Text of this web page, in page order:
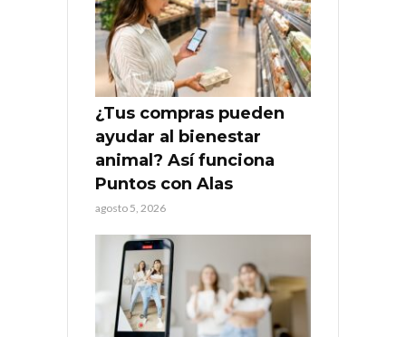
¿Tus compras pueden
ayudar al bienestar
animal? Así funciona
Puntos con Alas
agosto 5, 2026